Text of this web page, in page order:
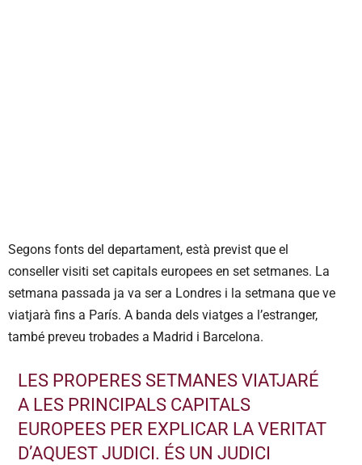
Segons fonts del departament, està previst que el
conseller visiti set capitals europees en set setmanes. La
setmana passada ja va ser a Londres i la setmana que ve
viatjarà fins a París. A banda dels viatges a l’estranger,
també preveu trobades a Madrid i Barcelona.
LES PROPERES SETMANES VIATJARÉ
A LES PRINCIPALS CAPITALS
EUROPEES PER EXPLICAR LA VERITAT
D’AQUEST JUDICI. ÉS UN JUDICI